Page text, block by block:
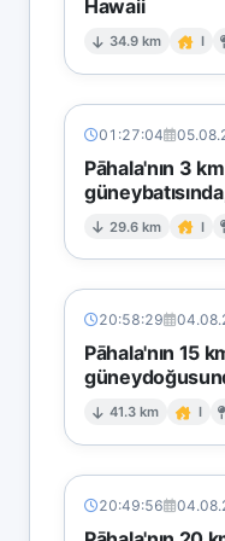
Hawaii
34.9 km I
01:27:04
Pāhala'nın 3
29.6 km I
20:58:29
Pāhala'nın 15
41.3 km I
20:49:56